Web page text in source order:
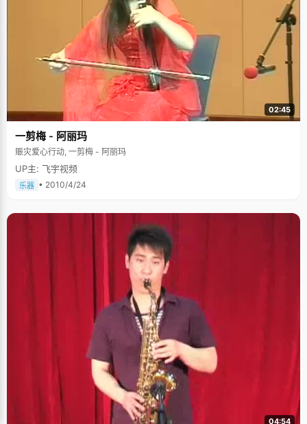
02:45
一剪梅 - 阿丽玛
赈灾爱心行动, 一剪梅 - 阿丽玛
UP主: 飞宇视频
乐器 • 2010/4/24
04:54